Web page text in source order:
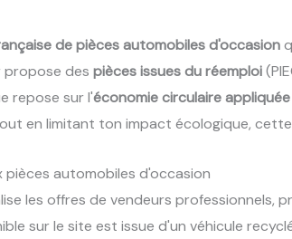
de pièces automobiles d'occasion
propose des pièces issues du réemploi
repose sur l'économie circulaire
en limitant ton impact écologique,
pièces automobiles d'occasion
les offres de vendeurs professionnels,
sur le site est issue d'un véhicule